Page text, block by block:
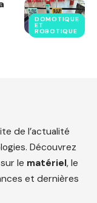
DOMOTIQUE
ET
ROBOTIQUE
de l’actualité
Découvrez
le matériel, le
et dernières